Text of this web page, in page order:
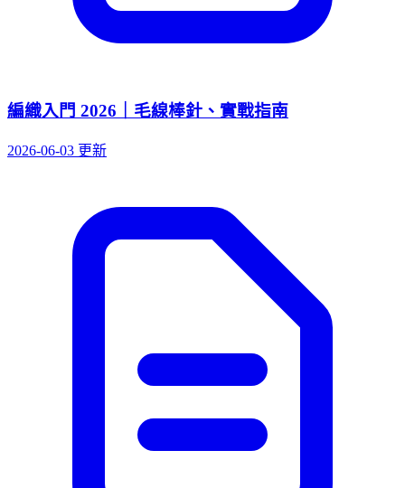
編織入門 2026｜毛線棒針、實戰指南
2026-06-03 更新